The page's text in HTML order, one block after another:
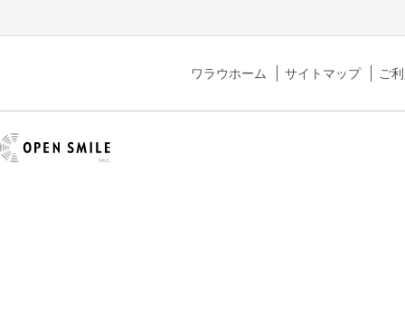
ワラウホーム サイトマップ ご